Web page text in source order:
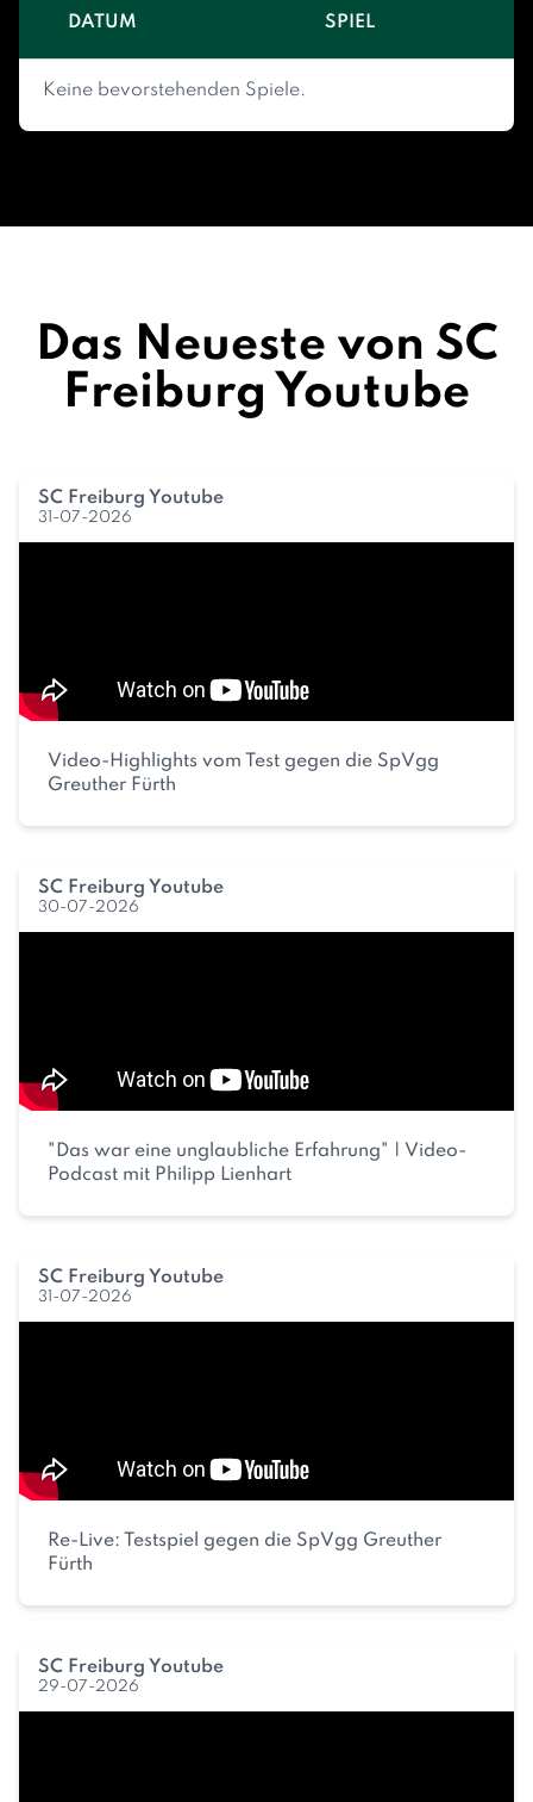
DATUM SPIEL
Keine bevorstehenden Spiele.
Das Neueste von SC
Freiburg Youtube
SC Freiburg Youtube
31-07-2026
Video-Highlights vom Test gegen die SpVgg
Greuther Fürth
SC Freiburg Youtube
30-07-2026
"Das war eine unglaubliche Erfahrung" | Video-
Podcast mit Philipp Lienhart
SC Freiburg Youtube
31-07-2026
Re-Live: Testspiel gegen die SpVgg Greuther
Fürth
SC Freiburg Youtube
29-07-2026